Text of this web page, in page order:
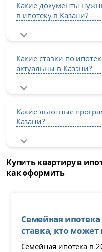
Какие документы
в ипотеку в Казани?
Какие ставки по
актуальны в Казани?
Какие льготные
Казани?
Купить квартиру в
как оформить
Семейная ипотека
ставка, кто может
Семейная ипотека в